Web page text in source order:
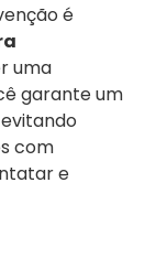
é
uma
garante um
com
e